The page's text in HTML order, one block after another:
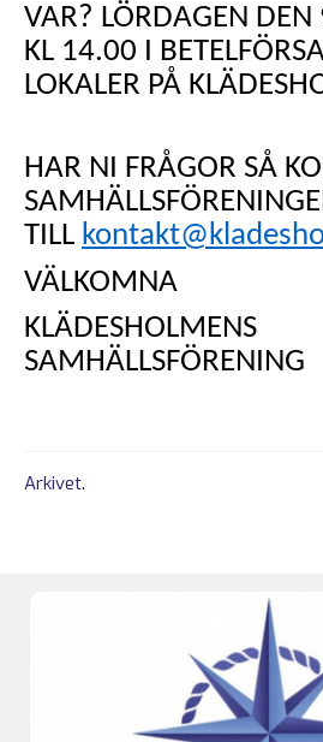
VAR? LÖRDAGEN DEN
KL 14.00 I
LOKALER PÅ
HAR NI FRÅGOR SÅ
TILL
VÄLKOMNA
KLÄDESHOLMENS
SAMHÄLLSFÖRENING
Arkivet.